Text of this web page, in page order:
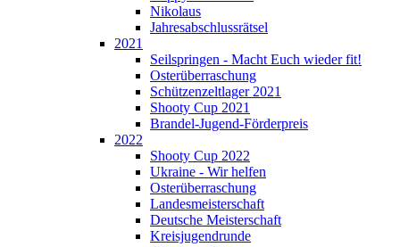
Nikolaus
Jahresabschlussrätsel
2021
Seilspringen - Macht Euch wieder fit!
Osterüberraschung
Schützenzeltlager 2021
Shooty Cup 2021
Brandel-Jugend-Förderpreis
2022
Shooty Cup 2022
Ukraine - Wir helfen
Osterüberraschung
Landesmeisterschaft
Deutsche Meisterschaft
Kreisjugendrunde